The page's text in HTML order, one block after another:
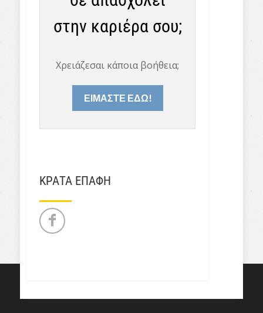
στην καριέρα σου;
Χρειάζεσαι κάποια βοήθεια;
ΕΙΜΑΣΤΕ ΕΔΩ!
ΚΡΑΤΑ ΕΠΑΦΗ